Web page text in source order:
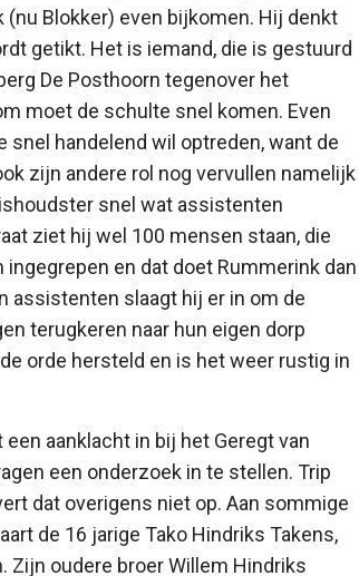
Blokker) even bijkomen. Hij denkt
getikt. Het is iemand, die is gestuurd
De Posthoorn tegenover het
moet de schulte snel komen. Even
snel handelend wil optreden, want de
zijn andere rol nog vervullen namelijk
snel wat assistenten
ziet hij wel 100 mensen staan, die
en dat doet Rummerink dan
assistenten slaagt hij er in om de
terugkeren naar hun eigen dorp
orde hersteld en is het weer rustig in
aanklacht in bij het Geregt van
een onderzoek in te stellen. Trip
dat overigens niet op. Aan sommige
de 16 jarige Tako Hindriks Takens,
Zijn oudere broer Willem Hindriks